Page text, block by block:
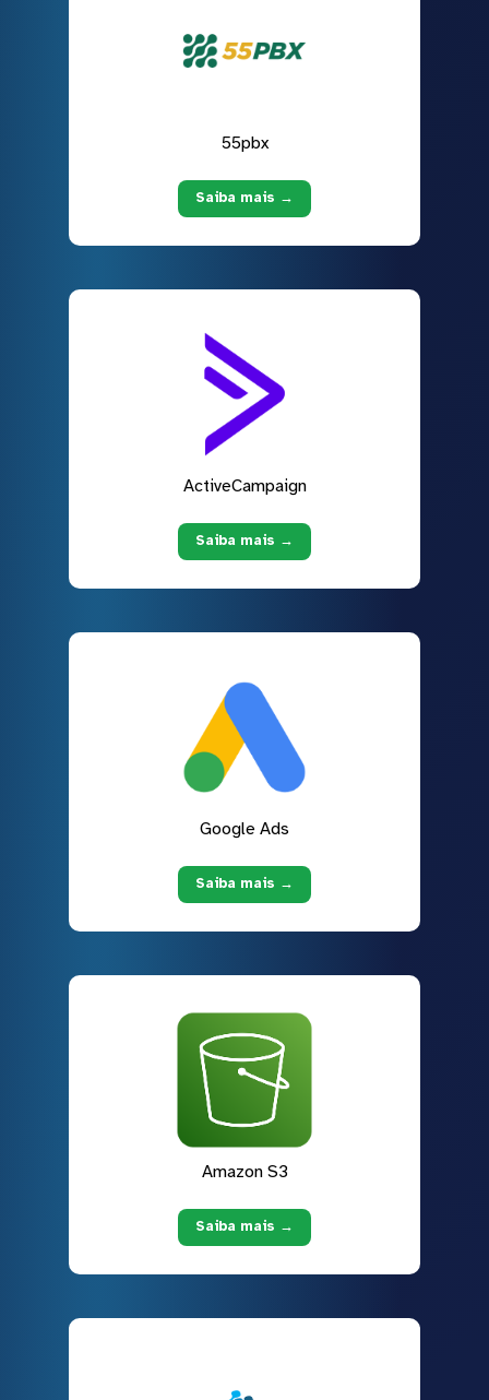
55pbx
Saiba mais →
ActiveCampaign
Saiba mais →
Google Ads
Saiba mais →
Amazon S3
Saiba mais →